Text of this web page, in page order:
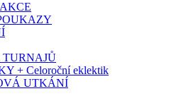
+ Celoroční eklektik
UTKÁNÍ